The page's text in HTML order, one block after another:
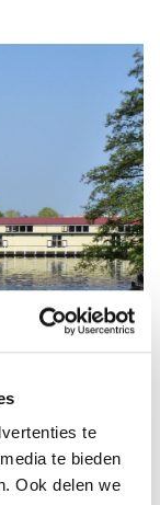
te
te bieden
Ook delen we